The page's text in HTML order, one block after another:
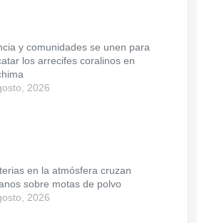
y comunidades se unen para
los arrecifes coralinos en
2026
en la atmósfera cruzan
sobre motas de polvo
2026